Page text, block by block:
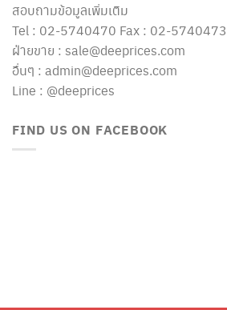
สอบถามข้อมูลเพิ่มเติม
Tel : 02-5740470 Fax : 02-5740473
ฝ่ายขาย : sale@deeprices.com
อื่นๆ : admin@deeprices.com
Line : @deeprices
FIND US ON FACEBOOK